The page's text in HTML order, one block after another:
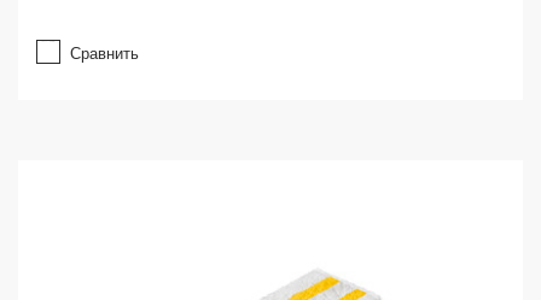
Сравнить